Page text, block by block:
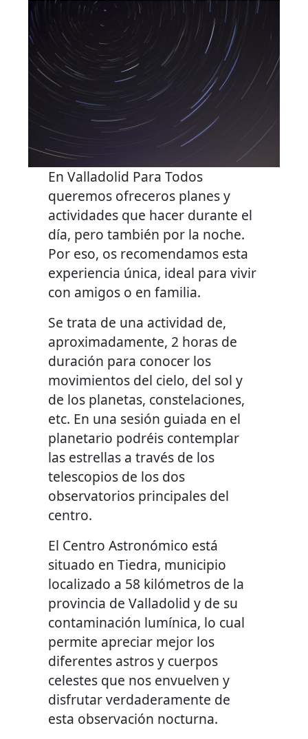
En Valladolid Para Todos
queremos ofreceros planes y
actividades que hacer durante el
día, pero también por la noche.
Por eso, os recomendamos esta
experiencia única, ideal para vivir
con amigos o en familia.
Se trata de una actividad de,
aproximadamente, 2 horas de
duración para conocer los
movimientos del cielo, del sol y
de los planetas, constelaciones,
etc. En una sesión guiada en el
planetario podréis contemplar
las estrellas a través de los
telescopios de los dos
observatorios principales del
centro.
El Centro Astronómico está
situado en Tiedra, municipio
localizado a 58 kilómetros de la
provincia de Valladolid y de su
contaminación lumínica, lo cual
permite apreciar mejor los
diferentes astros y cuerpos
celestes que nos envuelven y
disfrutar verdaderamente de
esta observación nocturna.